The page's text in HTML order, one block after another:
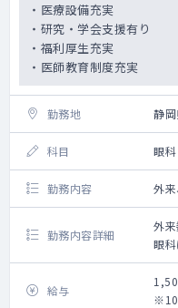
・医療設備充実
・研究・学会支援有り
・福利厚生充実
・医師教育制度充実
勤務地 静
科目 眼科
勤務内容 外
勤務内容詳細
外
眼
願
詳
ま
給与
※10